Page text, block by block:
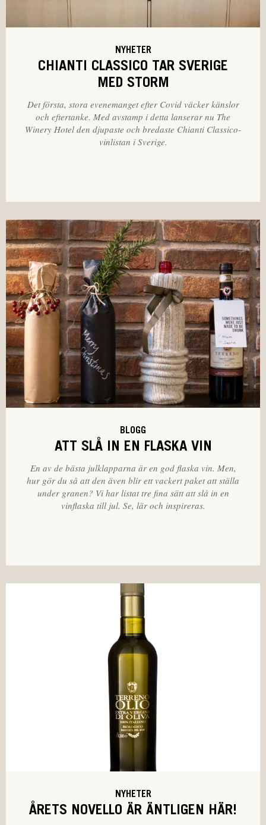
NYHETER
CHIANTI CLASSICO TAR SVERIGE
MED STORM
Det första, stora evenemanget efter Covid väcker känslor
och eftertanke. Med avstamp i detta lanserar nu The
Winery Hotel den djupaste och bredaste Chianti Classico-
vinlistan i Sverige.
BLOGG
ATT SLÅ IN EN FLASKA VIN
En av de bästa julklapparna är en god flaska vin. Men,
hur gör du så att den även blir ett vackert paket att ställa
under granen? Vi har listat tre fina sätt att slå in en
vinflaska till jul. Se, lär och inspireras.
NYHETER
ÅRETS NOVELLO ÄR ÄNTLIGEN HÄR!